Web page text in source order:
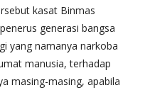
kasat Binmas
generasi bangsa
namanya narkoba
manusia, terhadap
masing-masing, apabila